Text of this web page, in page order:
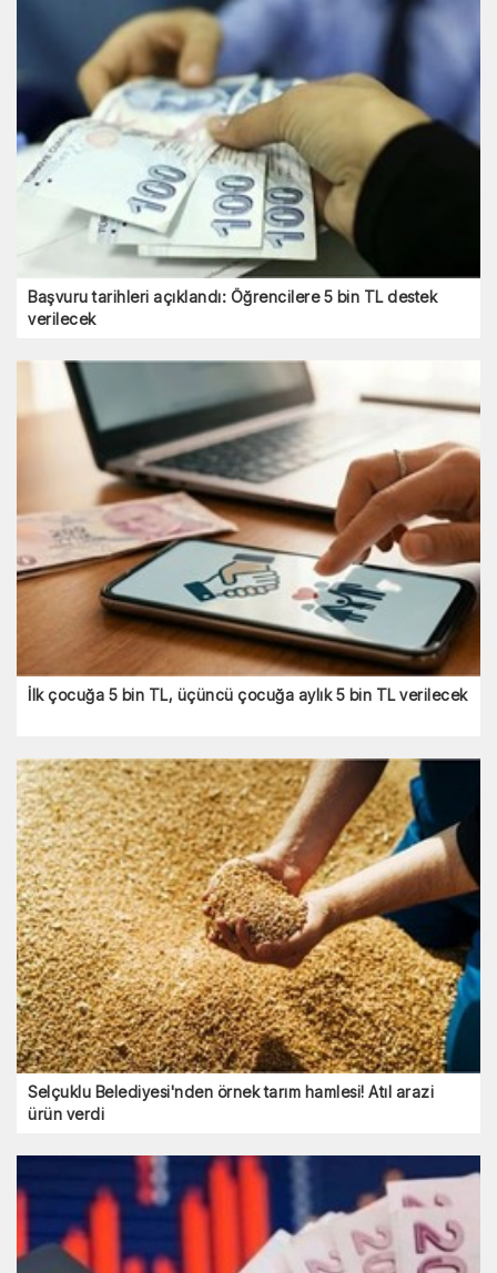
Başvuru tarihleri açıklandı: Öğrencilere 5 bin TL destek
verilecek
İlk çocuğa 5 bin TL, üçüncü çocuğa aylık 5 bin TL verilecek
Selçuklu Belediyesi'nden örnek tarım hamlesi! Atıl arazi
ürün verdi